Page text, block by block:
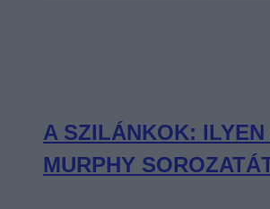
A SZILÁNKOK:
MURPHY